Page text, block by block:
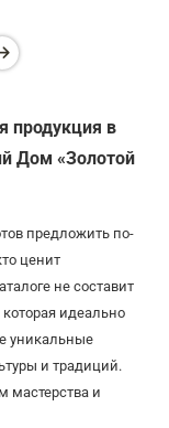
продукция в
Дом «Золотой
предложить по-
ценит
не составит
идеально
уникальные
и традиций.
мастерства и